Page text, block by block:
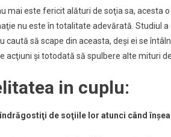
mai este fericit alături de soţia sa, acesta
nu este în totalitate adevărată. Studiul
caută să scape din aceasta, deşi ei se
acţiuni şi totodată să spulbere alte mituri
in cuplu:
de soţiile lor atunci când